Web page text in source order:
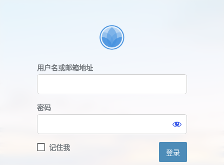
用户名或邮箱地址
密码
记住我